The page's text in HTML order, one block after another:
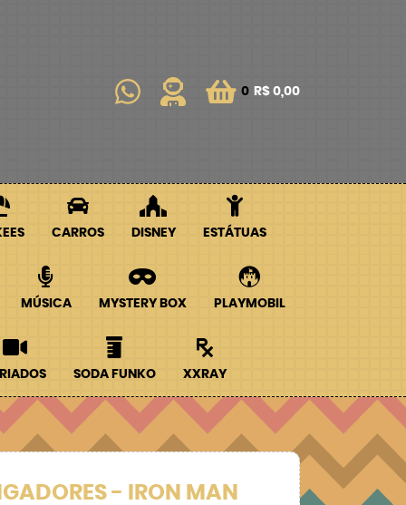
0 R$ 0,00
CARROS DISNEY ESTÁTUAS
MÚSICA MYSTERY BOX PLAYMOBIL
SODA FUNKO XXRAY
- IRON MAN